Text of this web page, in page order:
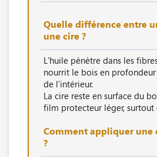
Quelle différence entre
une cire ?
L’huile pénètre dans les
nourrit le bois en
de l’intérieur.
La cire reste en surface du
film protecteur léger,
Comment appliquer une
?